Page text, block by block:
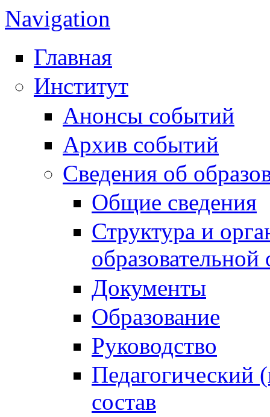
Navigation
Главная
Институт
Анонсы событий
Архив событий
Сведения об
Общие сведения
Структура и
образовательной
Документы
Образование
Руководство
Педагогический
состав